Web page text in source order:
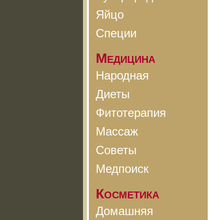
Яйцо
Специи
Медицина
Народная
Диеты
Фитотерапия
Массаж
Советы
Медпоиск
Косметика
Домашняя